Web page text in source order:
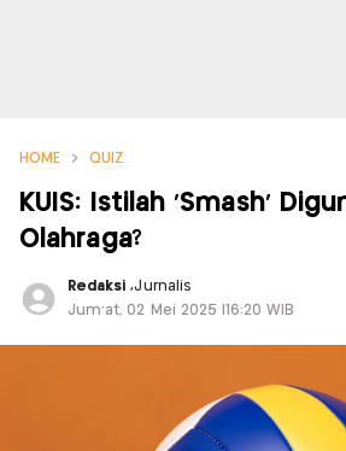
HOME QUIZ
KUIS: Istilah 'Smash'
Olahraga?
Redaksi,Jurnalis
Jum'at, 02 Mei 2025 |16:20 WIB